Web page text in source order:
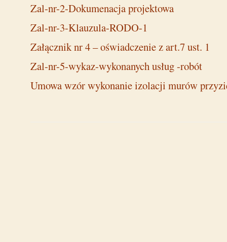
Zal-nr-2-Dokumenacja projektowa
Zal-nr-3-Klauzula-RODO-1
Załącznik nr 4 – oświadczenie z art.7 ust. 1
Zal-nr-5-wykaz-wykonanych usług -robót
Umowa wzór wykonanie izolacji murów